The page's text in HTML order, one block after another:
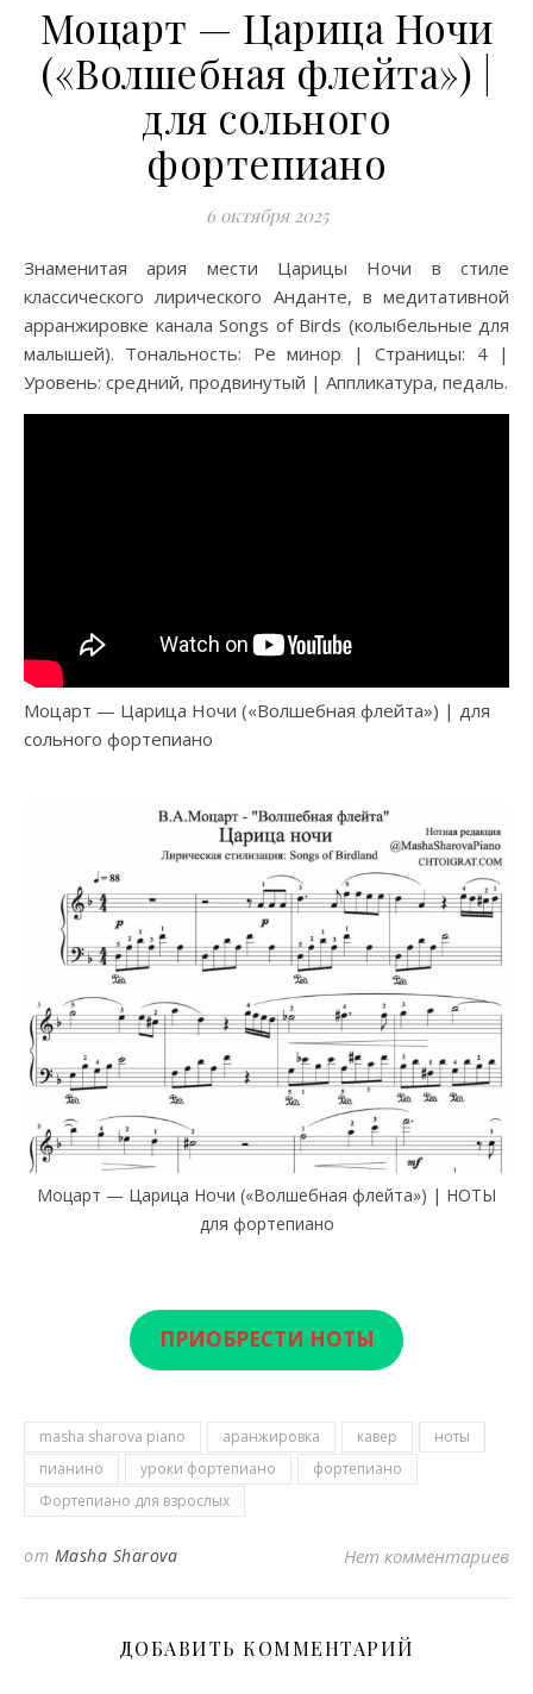
Моцарт — Царица Ночи
(«Волшебная флейта») |
для сольного
фортепиано
6 октября 2025
Знаменитая ария мести Царицы Ночи в стиле
классического лирического Анданте, в медитативной
арранжировке канала Songs of Birds (колыбельные для
малышей). Тональность: Ре минор | Страницы: 4 |
Уровень: средний, продвинутый | Аппликатура, педаль.
Моцарт — Царица Ночи («Волшебная флейта») | для
сольного фортепиано
Моцарт — Царица Ночи («Волшебная флейта») | НОТЫ
для фортепиано
ПРИОБРЕСТИ НОТЫ
masha sharova piano аранжировка кавер
ноты
пианино
уроки фортепиано
фортепиано
Фортепиано для взрослых
от Masha Sharova Нет комментариев
ДОБАВИТЬ КОММЕНТАРИЙ